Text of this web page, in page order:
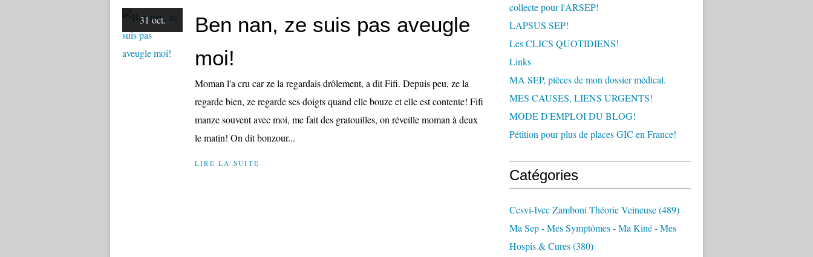
31 oct.
Ben nan, ze suis pas aveugle
moi!
Moman l'a cru car ze la regardais drôlement, a dit Fifi. Depuis peu, ze la
regarde bien, ze regarde ses doigts quand elle bouze et elle est contente! Fifi
manze souvent avec moi, me fait des gratouilles, on réveille moman à deux
le matin! On dit bonzour...
LIRE LA SUITE
collecte pour l'ARSEP!
LAPSUS SEP!
Les CLICS QUOTIDIENS!
Links
MA SEP, pièces de mon dossier médical.
MES CAUSES, LIENS URGENTS!
MODE D'EMPLOI DU BLOG!
Pétition pour plus de places GIC en France!
Catégories
Ccsvi-Ivcc Zamboni Théorie Veineuse(489)
Ma Sep - Mes Symptômes - Ma Kiné - Mes
Hospis & Cures(380)